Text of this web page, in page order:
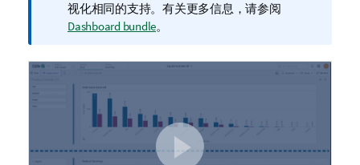
注
释
视化相同的支持。有关更多信息，请参阅
Dashboard bundle。